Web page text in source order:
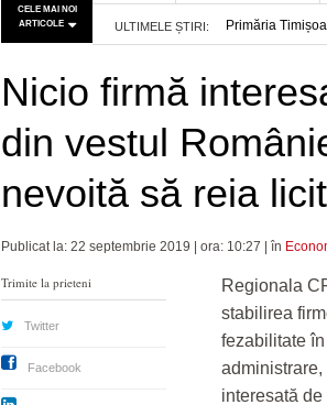
CELE MAI NOI
ARTICOLE
DESPRE NOI
POLITICA DE COOKIES
POLITICA DE
CONFIDENȚIALITATE
PRIMĂRIA
CONSILIUL
JUDEŢEAN TIMIŞ
PREFECTURA
ULTIMELE ȘTIRI:
Primăria
- acum 18 mins
Rata șomajului
Firmele
acum 2 ore
Ziua Timișoarei,
Se mențin
Gata vacanța!
Alexandru
Programul de
Semne bune
Nicio firmă
din vestul
nevoită să reia
Publicat la: 22 septembrie 2019 | ora: 10:27 | în
Regionala
stabilirea
fezabilitate
interesată
Trimite la prieteni
Twitter
Facebook